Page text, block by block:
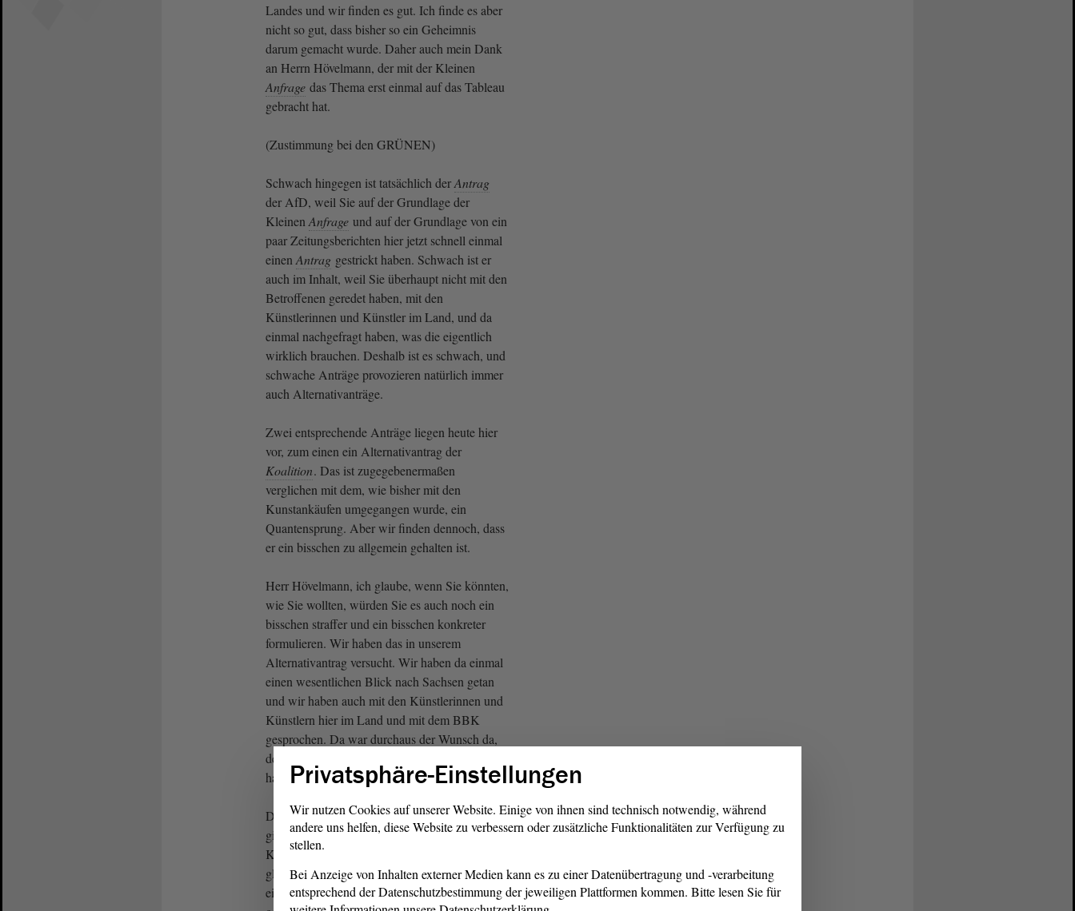
Landes und wir finden es gut. Ich finde es aber
nicht so gut, dass bisher so ein Geheimnis
darum gemacht wurde. Daher auch mein Dank
an Herrn Hövelmann, der mit der Kleinen
Anfrage das Thema erst einmal auf das Tableau
gebracht hat.
(Zustimmung bei den GRÜNEN)
Schwach hingegen ist tatsächlich derAntrag
der AfD, weil Sie auf der Grundlage der
Kleinen Anfrage und auf der Grundlage von ein
paar Zeitungsberichten hier jetzt schnell einmal
einen Antrag gestrickt haben. Schwach ist er
auch im Inhalt, weil Sie überhaupt nicht mit den
Betroffenen geredet haben, mit den
Künstlerinnen und Künstler im Land, und da
einmal nachgefragt haben, was die eigentlich
wirklich brauchen. Deshalb ist es schwach, und
schwache Anträge provozieren natürlich immer
auch Alternativanträge.
Zwei entsprechende Anträge liegen heute hier
vor, zum einen ein Alternativantrag der
Koalition. Das ist zugegebenermaßen
verglichen mit dem, wie bisher mit den
Kunstankäufen umgegangen wurde, ein
Quantensprung. Aber wir finden dennoch, dass
er ein bisschen zu allgemein gehalten ist.
Herr Hövelmann, ich glaube, wenn Sie könnten,
wie Sie wollten, würden Sie es auch noch ein
bisschen straffer und ein bisschen konkreter
formulieren. Wir haben das in unserem
Alternativantrag versucht. Wir haben da einmal
einen wesentlichen Blick nach Sachsen getan
und wir haben auch mit den Künstlerinnen und
Künstlern hier im Land und mit dem BBK
gesprochen. Da war durchaus der Wunsch da,
den wir in unserem Alternativantrag formuliert
haben.
Der Blick nach Sachsen lohnt sich wirklich. Da
gibt es z. B. jährlich eine Ausstellung der
Kunstankäufe mit dem Namen Win/win. Ich
glaube, dieser Name macht deutlich, was
eigentlich hierbei ganz wichtig ist: Das Land
Privatsphäre-Einstellungen
Wir nutzen Cookies auf unserer Website. Einige von ihnen sind technisch notwendig, während
andere uns helfen, diese Website zu verbessern oder zusätzliche Funktionalitäten zur Verfügung zu
stellen.
Bei Anzeige von Inhalten externer Medien kann es zu einer Datenübertragung und -verarbeitung
entsprechend der Datenschutzbestimmung der jeweiligen Plattformen kommen. Bitte lesen Sie für